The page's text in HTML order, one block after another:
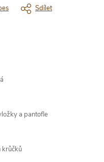
Sdílet
a pantofle
krůčků